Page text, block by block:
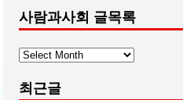
사람과사회 글목록
사
과
최근글